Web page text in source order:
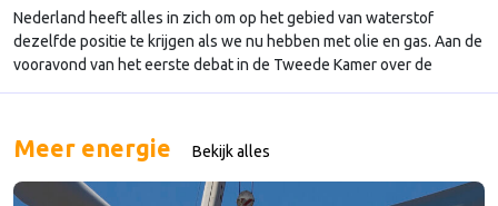
Nederland heeft alles in zich om op het gebied van waterstof
dezelfde positie te krijgen als we nu hebben met olie en gas. Aan de
vooravond van het eerste debat in de Tweede Kamer over de
nieuwe klimaatplannen van de Europese Commissie, dringt de PvdA-
kabinet aan op spoed. Hij …
Meer energie Bekijk alles